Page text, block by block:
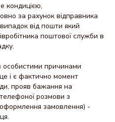
кондицією,
за рахунок відправника
від пошти який
поштової служби в
особистими причинами
і є фактично момент
прояв бажання на
розмови з
замовлення) -